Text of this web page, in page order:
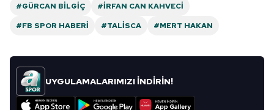
#GÜRCAN BILGIÇ
#İRFAN CAN KAHVECI
#FB SPOR HABERI
#TALISCA #MERT HAKAN
UYGULAMALARIMIZI İNDİRİN!